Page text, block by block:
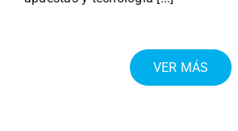
VER MÁS